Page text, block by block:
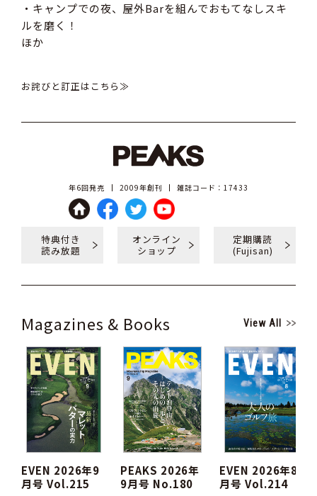
・キャンプでの夜、屋外Barを組んでおもてなしスキ
ルを磨く！
ほか
お詫びと訂正はこちら≫
年6回発売 2009年創刊 雑誌コード：17433
特典付き
読み放題
オンライン
ショップ
定期購読
(Fujisan)
Magazines & Books View All
EVEN 2026年9
月号 Vol.215
PEAKS 2026年
9月号 No.180
EVEN 2026年8
月号 Vol.214